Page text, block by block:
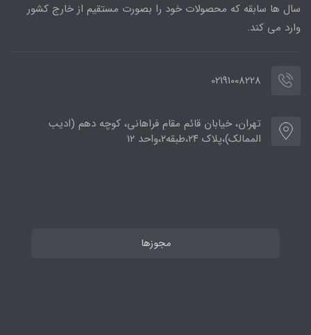
سال ها سابقه که محصولات خود را بصورت مستقیم از خارج کشور
وارد می کند.
02191008228
تهران، خیابان قائم مقام فراهانی، کوچه دهم (ادیب
الممالک)،پلاک ۲۴،طبقه۲،واحد ۱۲
مجوزها